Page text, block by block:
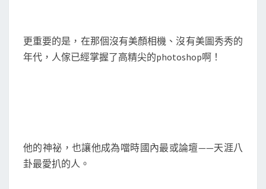
更重要的是，在那個沒有美顏相機、沒有美圖秀秀的
年代，人傢已經掌握了高精尖的photoshop啊！
他的神祕，也讓他成為噹時國內最或論壇——天涯八
卦最愛扒的人。